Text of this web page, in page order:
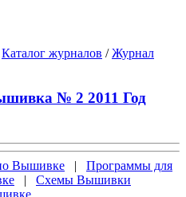
Каталог журналов /Журнал
№ 2 2011 Год
Вышивке | Программы для
| Схемы Вышивки